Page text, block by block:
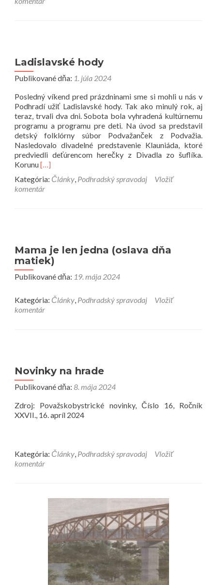
Ladislavské hody
Publikované dňa: 1. júla 2024
Posledný víkend pred prázdninami sme si mohli u nás v
Podhradí užiť Ladislavské hody. Tak ako minulý rok, aj
teraz, trvali dva dni. Sobota bola vyhradená kultúrnemu
programu a programu pre deti. Na úvod sa predstavil
detský folklórny súbor Podvažanček z Podvažia.
Nasledovalo divadelné predstavenie Klauniáda, ktoré
predviedli deťúrencom herečky z Divadla zo šuflíka.
KorunuPrečítať
o
Ladislavské
[…]
Kategória: Články, Podhradský spravodaj
Vložiť
komentár
Mama je len jedna (oslava dňa
matiek)
Publikované dňa: 19. mája 2024
Kategória: Články, Podhradský spravodaj
Vložiť
komentár
Novinky na hrade
Publikované dňa: 8. mája 2024
Zdroj: Považskobystrické novinky, Číslo 16, Ročník
XXVII., 16. apríl 2024
Kategória: Články, Podhradský spravodaj
Vložiť
komentár